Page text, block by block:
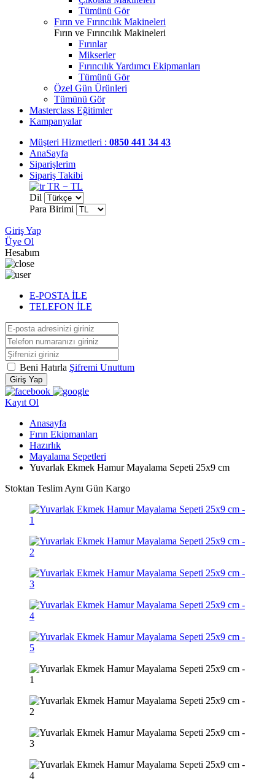
Tümünü Gör
Fırın ve Fırıncılık Makineleri
Fırın ve Fırıncılık Makineleri
Fırınlar
Mikserler
Fırıncılık Yardımcı Ekipmanları
Tümünü Gör
Özel Gün Ürünleri
Tümünü Gör
Masterclass Eğitimler
Kampanyalar
Müşteri Hizmetleri : 0850 441 34 43
AnaSayfa
Siparişlerim
Sipariş Takibi
TR − TL
Dil
Para Birimi
Giriş Yap
Üye Ol
Hesabım
E-POSTA İLE
TELEFON İLE
Beni Hatırla Şifremi Unuttum
Giriş Yap
Kayıt Ol
Anasayfa
Fırın Ekipmanları
Hazırlık
Mayalama Sepetleri
Yuvarlak Ekmek Hamur Mayalama Sepeti 25x9 cm
Stoktan Teslim Aynı Gün Kargo